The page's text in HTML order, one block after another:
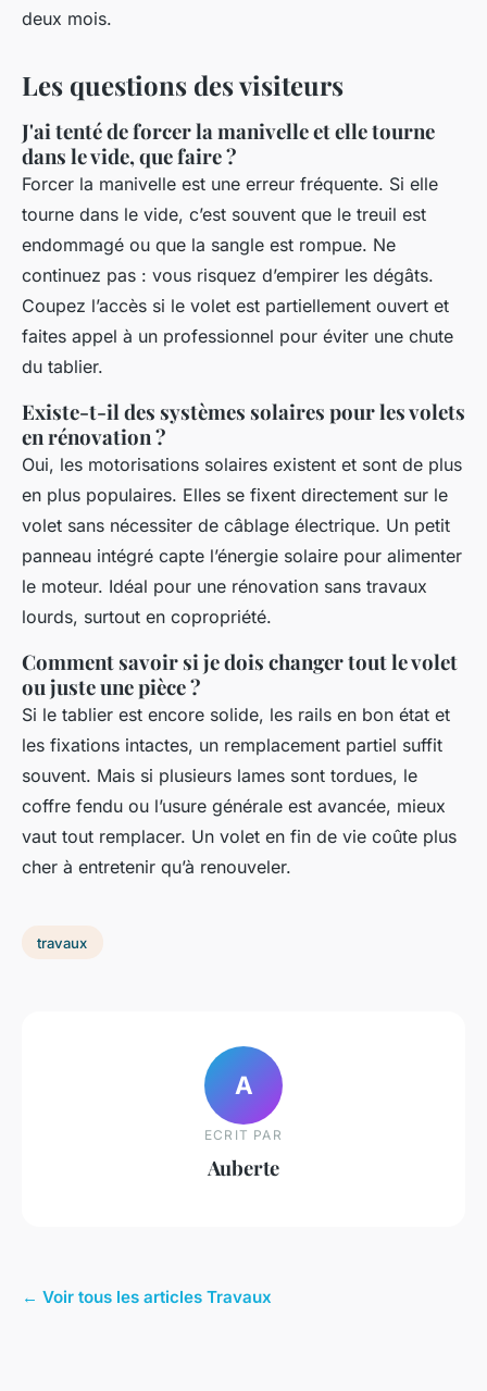
deux mois.
Les questions des visiteurs
J'ai tenté de forcer la manivelle et elle tourne
dans le vide, que faire ?
Forcer la manivelle est une erreur fréquente. Si elle
tourne dans le vide, c’est souvent que le treuil est
endommagé ou que la sangle est rompue. Ne
continuez pas : vous risquez d’empirer les dégâts.
Coupez l’accès si le volet est partiellement ouvert et
faites appel à un professionnel pour éviter une chute
du tablier.
Existe-t-il des systèmes solaires pour les volets
en rénovation ?
Oui, les motorisations solaires existent et sont de plus
en plus populaires. Elles se fixent directement sur le
volet sans nécessiter de câblage électrique. Un petit
panneau intégré capte l’énergie solaire pour alimenter
le moteur. Idéal pour une rénovation sans travaux
lourds, surtout en copropriété.
Comment savoir si je dois changer tout le volet
ou juste une pièce ?
Si le tablier est encore solide, les rails en bon état et
les fixations intactes, un remplacement partiel suffit
souvent. Mais si plusieurs lames sont tordues, le
coffre fendu ou l’usure générale est avancée, mieux
vaut tout remplacer. Un volet en fin de vie coûte plus
cher à entretenir qu’à renouveler.
travaux
A
ECRIT PAR
Auberte
← Voir tous les articles Travaux